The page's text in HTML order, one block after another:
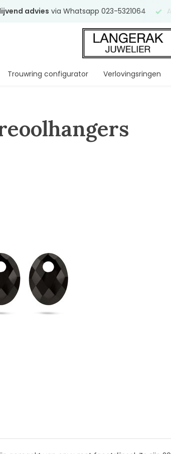
advies via Whatsapp 023-5321064 Al
Trouwring configurator Verlovingsringen